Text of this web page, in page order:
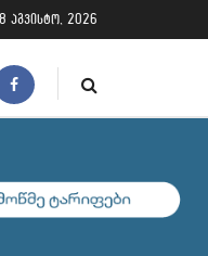
აგვისტო, 2026